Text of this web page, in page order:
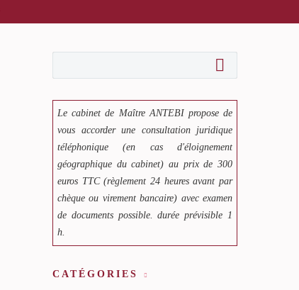
Le cabinet de Maître ANTEBI propose de
vous accorder une consultation juridique
téléphonique (en cas d'éloignement
géographique du cabinet) au prix de 300
euros TTC (règlement 24 heures avant par
chèque ou virement bancaire) avec examen
de documents possible. durée prévisible 1
h.
CATÉGORIES